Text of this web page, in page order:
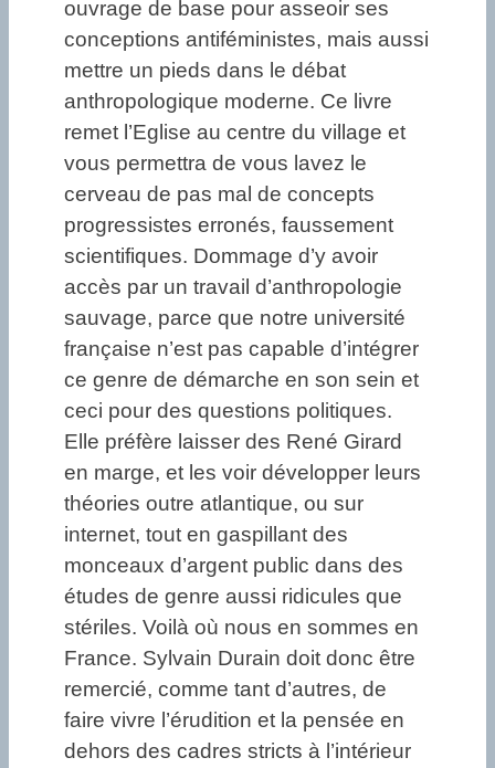
ouvrage de base pour asseoir ses
conceptions antiféministes, mais aussi
mettre un pieds dans le débat
anthropologique moderne. Ce livre
remet l’Eglise au centre du village et
vous permettra de vous lavez le
cerveau de pas mal de concepts
progressistes erronés, faussement
scientifiques. Dommage d’y avoir
accès par un travail d’anthropologie
sauvage, parce que notre université
française n’est pas capable d’intégrer
ce genre de démarche en son sein et
ceci pour des questions politiques.
Elle préfère laisser des René Girard
en marge, et les voir développer leurs
théories outre atlantique, ou sur
internet, tout en gaspillant des
monceaux d’argent public dans des
études de genre aussi ridicules que
stériles. Voilà où nous en sommes en
France. Sylvain Durain doit donc être
remercié, comme tant d’autres, de
faire vivre l’érudition et la pensée en
dehors des cadres stricts à l’intérieur